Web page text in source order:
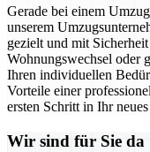
Gerade bei einem
unserem
gezielt und mit
Wohnungswechsel oder
Ihren individuellen
Vorteile einer
ersten Schritt in Ihr
Wir sind für Sie da